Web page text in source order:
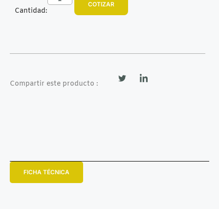
Cantidad:
COTIZAR
Compartir este producto :
FICHA TÉCNICA